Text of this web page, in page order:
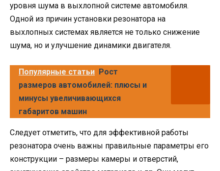
уровня шума в выхлопной системе автомобиля.
Одной из причин установки резонатора на
выхлопных системах является не только снижение
шума, но и улучшение динамики двигателя.
Популярные статьи Рост
размеров автомобилей: плюсы и
минусы увеличивающихся
габаритов машин
Следует отметить, что для эффективной работы
резонатора очень важны правильные параметры его
конструкции – размеры камеры и отверстий,